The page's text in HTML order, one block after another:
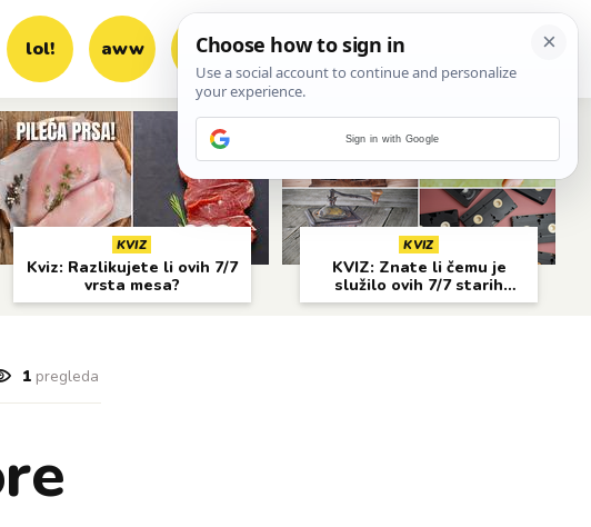
lol! aww vrh! woot?!
KVIZ
Kviz: Razlikujete li ovih 7/7
vrsta mesa?
KVIZ
KVIZ: Znate li čemu je
služilo ovih 7/7 starih
predmeta?
1pregleda
Sign in with Google